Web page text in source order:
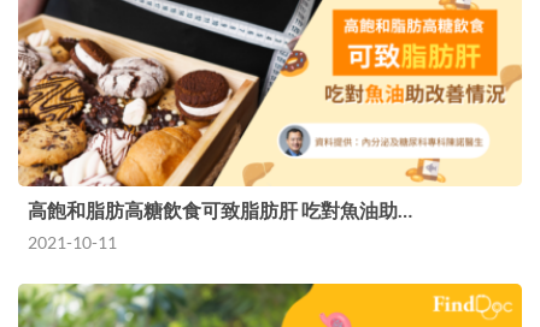
高飽和脂肪高糖飲食可致脂肪肝 吃對魚油助…
2021-10-11